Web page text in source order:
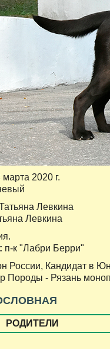
марта 2020 г.
Левкина
Левкина
п-к "Лабри Берри"
России, Кандидат в
- Рязань
РОДИТЕЛИ